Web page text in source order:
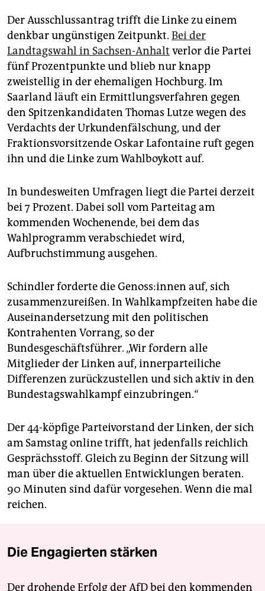
Der Ausschlussantrag trifft die Linke zu einem
denkbar ungünstigen Zeitpunkt. Bei der
Landtagswahl in Sachsen-Anhalt verlor die Partei
fünf Prozentpunkte und blieb nur knapp
zweistellig in der ehemaligen Hochburg. Im
Saarland läuft ein Ermittlungsverfahren gegen
den Spitzenkandidaten Thomas Lutze wegen des
Verdachts der Urkundenfälschung, und der
Fraktionsvorsitzende Oskar Lafontaine ruft gegen
ihn und die Linke zum Wahlboykott auf.
In bundesweiten Umfragen liegt die Partei derzeit
bei 7 Prozent. Dabei soll vom Parteitag am
kommenden Wochenende, bei dem das
Wahlprogramm verabschiedet wird,
Aufbruchstimmung ausgehen.
Schindler forderte die Ge­nos­s:in­nen auf, sich
zusammenzureißen. In Wahlkampfzeiten habe die
Auseinandersetzung mit den politischen
Kontrahenten Vorrang, so der
Bundesgeschäftsführer. „Wir fordern alle
Mitglieder der Linken auf, innerparteiliche
Differenzen zurückzustellen und sich aktiv in den
Bundestagswahlkampf einzubringen.“
Der 44-köpfige Parteivorstand der Linken, der sich
am Samstag online trifft, hat jedenfalls reichlich
Gesprächsstoff. Gleich zu Beginn der Sitzung will
man über die aktuellen Entwicklungen beraten.
90 Minuten sind dafür vorgesehen. Wenn die mal
reichen.
Die Engagierten stärken
Der drohende Erfolg der AfD bei den kommenden